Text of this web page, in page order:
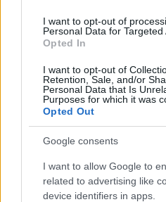
I want to opt-out of
Personal Data for Targeted
Opted In
I want to opt-out of
Retention, Sale, and/or
Personal Data that Is
Purposes for which it was
Opted Out
Google consents
I want to allow Google to
related to advertising like
device identifiers in apps.